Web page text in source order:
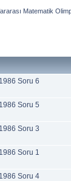
Matematik
Soru 6
Soru 5
Soru 3
Soru 1
Soru 4